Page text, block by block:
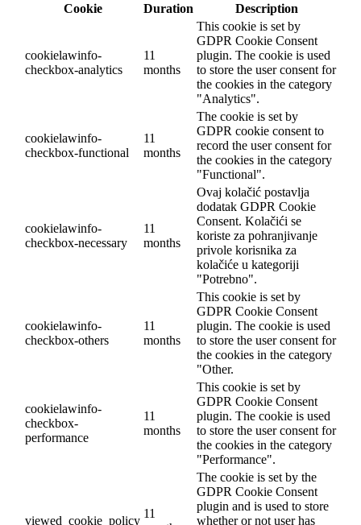
Cookie
Duration Description
cookielawinfo-
checkbox-analytics
11
months
This cookie is set by
GDPR Cookie Consent
plugin. The cookie is used
to store the user consent for
the cookies in the category
"Analytics".
cookielawinfo-
checkbox-functional
11
months
The cookie is set by
GDPR cookie consent to
record the user consent for
the cookies in the category
"Functional".
cookielawinfo-
checkbox-necessary
11
months
Ovaj kolačić postavlja
dodatak GDPR Cookie
Consent. Kolačići se
koriste za pohranjivanje
privole korisnika za
kolačiće u kategoriji
"Potrebno".
cookielawinfo-
checkbox-others
11
months
This cookie is set by
GDPR Cookie Consent
plugin. The cookie is used
to store the user consent for
the cookies in the category
"Other.
cookielawinfo-
checkbox-
performance
11
months
This cookie is set by
GDPR Cookie Consent
plugin. The cookie is used
to store the user consent for
the cookies in the category
"Performance".
viewed_cookie_policy
11
The cookie is set by the
GDPR Cookie Consent
plugin and is used to store
whether or not user has